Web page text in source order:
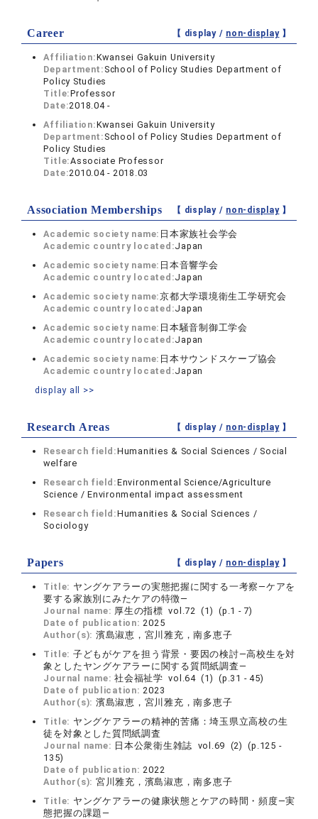
Career 【 display / non-display】
Affiliation:Kwansei Gakuin University
Department: School of Policy Studies Department of
Policy Studies
Title:Professor
Date:2018.04 -
Affiliation:Kwansei Gakuin University
Department: School of Policy Studies Department of
Policy Studies
Title:Associate Professor
Date:2010.04 - 2018.03
Association Memberships 【 display / non-display】
Academic society name: 日本家族社会学会
Academic country located:Japan
Academic society name: 日本音響学会
Academic country located:Japan
Academic society name:京都大学環境衛生工学研究会
Academic country located:Japan
Academic society name: 日本騒音制御工学会
Academic country located:Japan
Academic society name: 日本サウンドスケープ協会
Academic country located:Japan
display all >>
Research Areas 【 display / non-display】
Research field:Humanities & Social Sciences / Social
welfare
Research field:Environmental Science/Agriculture
Science / Environmental impact assessment
Research field:Humanities & Social Sciences /
Sociology
Papers 【 display / non-display】
Title: ヤングケアラーの実態把握に関する一考察―ケアを
要する家族別にみたケアの特徴―
Journal name: 厚生の指標 vol.72 (1) (p.1 - 7)
Date of publication:2025
Author(s): 濱島淑恵，宮川雅充，南多恵子
Title: 子どもがケアを担う背景・要因の検討―高校生を対
象としたヤングケアラーに関する質問紙調査―
Journal name:社会福祉学 vol.64 (1) (p.31 - 45)
Date of publication:2023
Author(s): 濱島淑恵，宮川雅充，南多恵子
Title: ヤングケアラーの精神的苦痛：埼玉県立高校の生
徒を対象とした質問紙調査
Journal name: 日本公衆衛生雑誌 vol.69 (2) (p.125 -
135)
Date of publication:2022
Author(s): 宮川雅充，濱島淑恵，南多恵子
Title: ヤングケアラーの健康状態とケアの時間・頻度―実
態把握の課題―